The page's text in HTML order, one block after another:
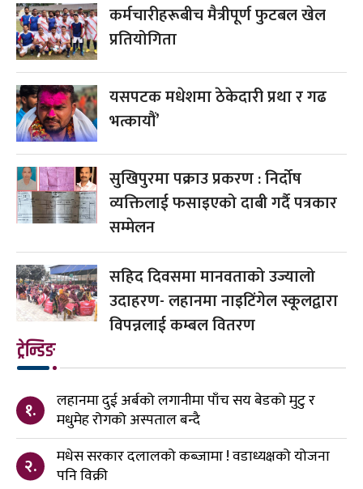
कर्मचारीहरूबीच मैत्रीपूर्ण फुटबल खेल
प्रतियोगिता
यसपटक मधेशमा ठेकेदारी प्रथा र गढ
भत्कायौं’
सुखिपुरमा पक्राउ प्रकरण : निर्दोष
व्यक्तिलाई फसाइएको दाबी गर्दै पत्रकार
सम्मेलन
सहिद दिवसमा मानवताको उज्यालो
उदाहरण- लहानमा नाइटिंगेल स्कूलद्वारा
विपन्नलाई कम्बल वितरण
ट्रेन्डिङ
१.
लहानमा दुई अर्बको लगानीमा पाँच सय बेडको मुटु र
मधुमेह रोगको अस्पताल बन्दै
२.
मधेस सरकार दलालको कब्जामा ! वडाध्यक्षको योजना
पनि विक्री